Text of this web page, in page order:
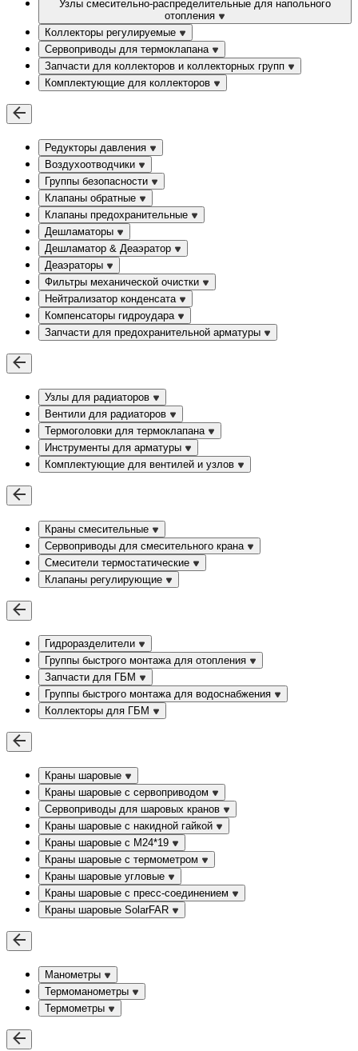
Узлы смесительно-распределительные для напольного
отопления
Коллекторы регулируемые
Сервоприводы для термоклапана
Запчасти для коллекторов и коллекторных групп
Комплектующие для коллекторов
Редукторы давления
Воздухоотводчики
Группы безопасности
Клапаны обратные
Клапаны предохранительные
Дешламаторы
Дешламатор & Деаэратор
Деаэраторы
Фильтры механической очистки
Нейтрализатор конденсата
Компенсаторы гидроудара
Запчасти для предохранительной арматуры
Узлы для радиаторов
Вентили для радиаторов
Термоголовки для термоклапана
Инструменты для арматуры
Комплектующие для вентилей и узлов
Краны смесительные
Сервоприводы для смесительного крана
Смесители термостатические
Клапаны регулирующие
Гидроразделители
Группы быстрого монтажа для отопления
Запчасти для ГБМ
Группы быстрого монтажа для водоснабжения
Коллекторы для ГБМ
Краны шаровые
Краны шаровые с сервоприводом
Сервоприводы для шаровых кранов
Краны шаровые с накидной гайкой
Краны шаровые с М24*19
Краны шаровые с термометром
Краны шаровые угловые
Краны шаровые c пресс-соединением
Краны шаровые SolarFAR
Манометры
Термоманометры
Термометры